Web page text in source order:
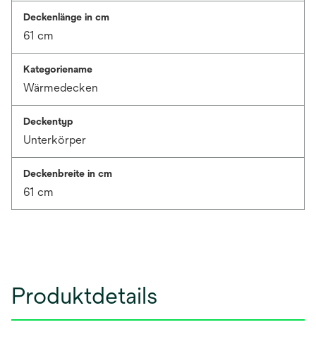
Deckenlänge in cm
61 cm
Kategoriename
Wärmedecken
Deckentyp
Unterkörper
Deckenbreite in cm
61 cm
Produktdetails